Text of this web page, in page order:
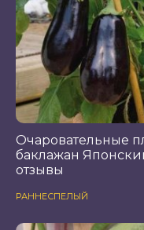
Очаровательные
баклажан
отзывы
РАННЕСПЕЛЫЙ